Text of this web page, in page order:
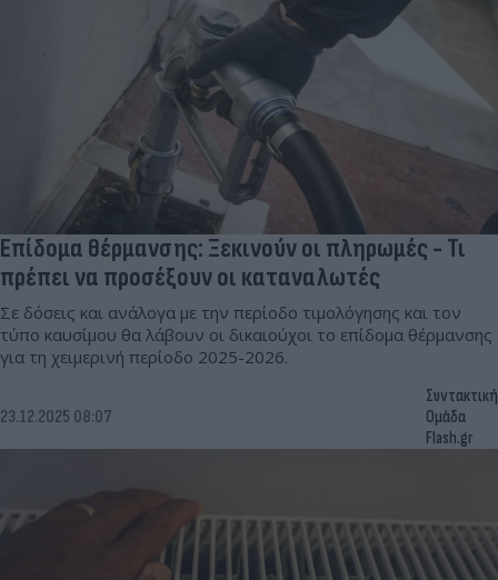
Επίδομα θέρμανσης: Ξεκινούν οι πληρωμές - Τι
πρέπει να προσέξουν οι καταναλωτές
Σε δόσεις και ανάλογα με την περίοδο τιμολόγησης και τον
τύπο καυσίμου θα λάβουν οι δικαιούχοι το επίδομα θέρμανσης
για τη χειμερινή περίοδο 2025-2026.
23.12.2025 08:07
Συντακτική
Ομάδα
Flash.gr